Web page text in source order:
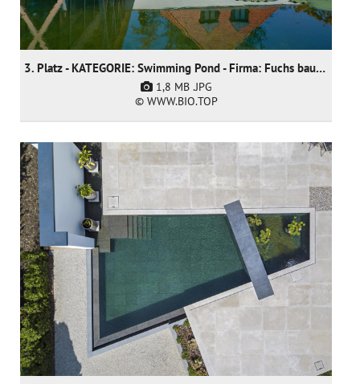
3. Platz - KATEGORIE: Swimming Pond - Firma: Fuchs baut Gärten GmbH
1,8 MB .JPG
© WWW.BIO.TOP